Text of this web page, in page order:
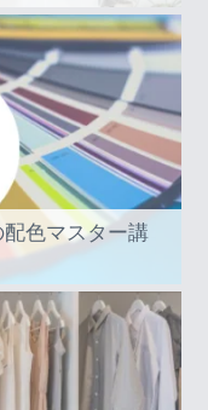
色マスター講